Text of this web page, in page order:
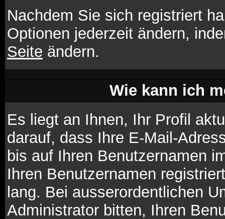
Nachdem Sie sich registriert
Optionen jederzeit ändern,
Seite ändern.
Wie kann ich
Es liegt an Ihnen, Ihr Profil
darauf, dass Ihre E-Mail-
bis auf Ihren Benutzernamen
Ihren Benutzernamen
lang. Bei ausserordentlichen
Administrator bitten, Ihren